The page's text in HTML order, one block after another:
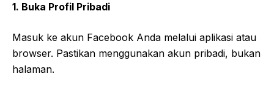
1. Buka Profil Pribadi
Masuk ke akun Facebook Anda melalui aplikasi atau
browser. Pastikan menggunakan akun pribadi, bukan
halaman.